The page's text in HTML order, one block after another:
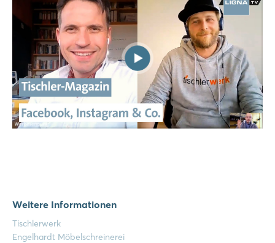
Weitere Informationen
Tischlerwerk
Engelhardt Möbelschreinerei
Login